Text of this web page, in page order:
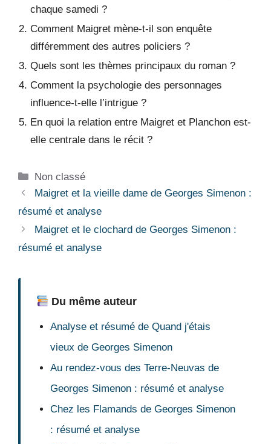
chaque samedi ?
Comment Maigret mène-t-il son enquête
différemment des autres policiers ?
Quels sont les thèmes principaux du roman ?
Comment la psychologie des personnages
influence-t-elle l’intrigue ?
En quoi la relation entre Maigret et Planchon est-
elle centrale dans le récit ?
Catégories
Non classé
Maigret et la vieille dame de Georges Simenon :
résumé et analyse
Maigret et le clochard de Georges Simenon :
résumé et analyse
Du même auteur
Analyse et résumé de Quand j'étais
vieux de Georges Simenon
Au rendez-vous des Terre-Neuvas de
Georges Simenon : résumé et analyse
Chez les Flamands de Georges Simenon
: résumé et analyse